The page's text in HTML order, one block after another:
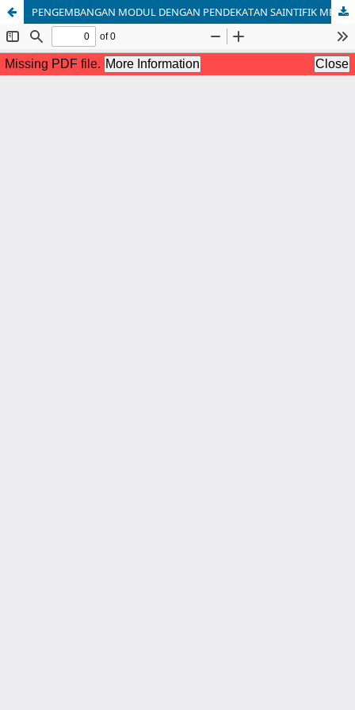
PENGEMBANGAN MODUL DENGAN PENDEKATAN SAINTIFIK MENGGUNAKAN KONTEKS KEMARITIMAN PADA MATERI PENYAJIAN DATA UNTUK KELAS VII